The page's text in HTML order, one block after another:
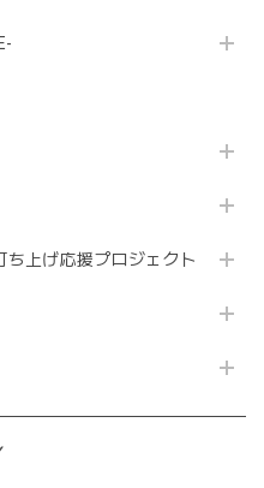
ち上げ応援プロジェクト